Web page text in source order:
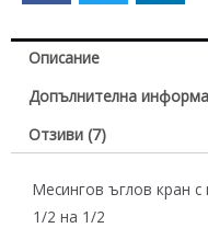
Описание
Допълнителна
Отзиви (7)
Месингов ъглов кран
1/2 на 1/2